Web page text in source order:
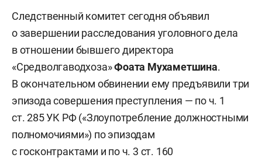
Следственный комитет сегодня объявил
о завершении расследования уголовного дела
в отношении бывшего директора
«Средволгаводхоза»Фоата Мухаметшина.
В окончательном обвинении ему предъявили три
эпизода совершения преступления — по ч. 1
ст. 285 УК РФ («Злоупотребление должностными
полномочиями») по эпизодам
с госконтрактами и по ч. 3 ст. 160